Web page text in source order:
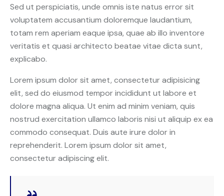
Sed ut perspiciatis, unde omnis iste natus error sit
voluptatem accusantium doloremque laudantium,
totam rem aperiam eaque ipsa, quae ab illo inventore
veritatis et quasi architecto beatae vitae dicta sunt,
explicabo.
Lorem ipsum dolor sit amet, consectetur adipisicing
elit, sed do eiusmod tempor incididunt ut labore et
dolore magna aliqua. Ut enim ad minim veniam, quis
nostrud exercitation ullamco laboris nisi ut aliquip ex ea
commodo consequat. Duis aute irure dolor in
reprehenderit. Lorem ipsum dolor sit amet,
consectetur adipiscing elit.